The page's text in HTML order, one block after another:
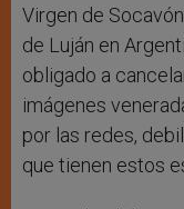
Virgen de
de Luján en
obligado a
imágenes
por las redes,
que tienen estos